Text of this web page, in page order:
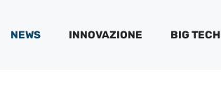
NEWS INNOVAZIONE BIG TECH